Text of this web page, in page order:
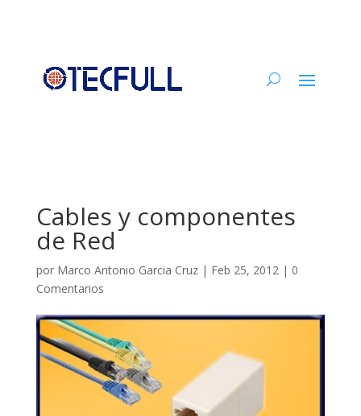
Cables y componentes
de Red
por Marco Antonio Garcia Cruz| Feb 25, 2012| 0
Comentarios